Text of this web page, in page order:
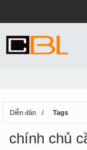
Diễn đàn Tags
chính chủ